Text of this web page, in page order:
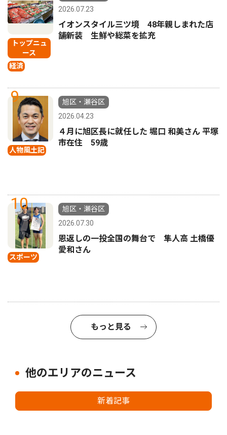
トップニュ
ース
経済
2026.07.23
イオンスタイル三ツ境 48年親しまれた店
舗新装 生鮮や総菜を拡充
9
人物風土記
旭区・瀬谷区
2026.04.23
４月に旭区長に就任した 堀口 和美さん 平塚
市在住 59歳
10
スポーツ
旭区・瀬谷区
2026.07.30
恩返しの一投全国の舞台で 隼人高 土橋優
愛和さん
もっと見る
他のエリアのニュース
新着記事